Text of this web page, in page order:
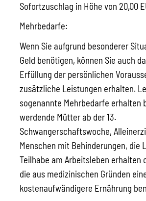
Sofortzuschlag in Höhe von 20,00
Mehrbedarfe:
Wenn Sie aufgrund besonderer
Geld benötigen, können Sie auch
Erfüllung der persönlichen
zusätzliche Leistungen erhalten.
sogenannte Mehrbedarfe erhalten
werdende Mütter ab der 13.
Schwangerschaftswoche,
Menschen mit Behinderungen, die
Teilhabe am Arbeitsleben erhalten
die aus medizinischen Gründen
kostenaufwändigere Ernährung